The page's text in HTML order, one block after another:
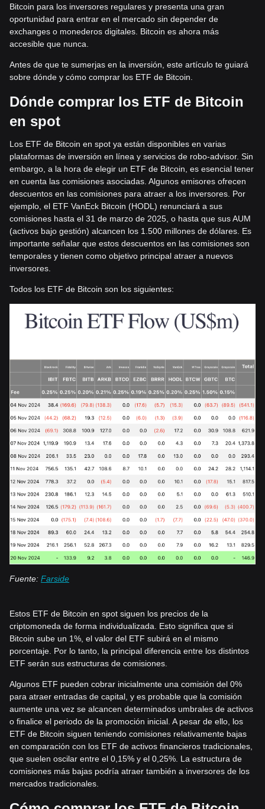
Bitcoin para los inversores regulares y presenta una gran
oportunidad para entrar en el mercado sin depender de
exchanges o monederos digitales. Bitcoin es ahora más
accesible que nunca.
Antes de que te sumerjas en la inversión, este artículo te guiará
sobre dónde y cómo comprar los ETF de Bitcoin.
Dónde comprar los ETF de Bitcoin
en spot
Los ETF de Bitcoin en spot ya están disponibles en varias
plataformas de inversión en línea y servicios de robo-advisor. Sin
embargo, a la hora de elegir un ETF de Bitcoin, es esencial tener
en cuenta las comisiones asociadas. Algunos emisores ofrecen
descuentos en las comisiones para atraer a los inversores. Por
ejemplo, el ETF VanEck Bitcoin (HODL) renunciará a sus
comisiones hasta el 31 de marzo de 2025, o hasta que sus AUM
(activos bajo gestión) alcancen los 1.500 millones de dólares. Es
importante señalar que estos descuentos en las comisiones son
temporales y tienen como objetivo principal atraer a nuevos
inversores.
Todos los ETF de Bitcoin son los siguientes:
Fuente: Farside
Estos ETF de Bitcoin en spot siguen los precios de la
criptomoneda de forma individualizada. Esto significa que si
Bitcoin sube un 1%, el valor del ETF subirá en el mismo
porcentaje. Por lo tanto, la principal diferencia entre los distintos
ETF serán sus estructuras de comisiones.
Algunos ETF pueden cobrar inicialmente una comisión del 0%
para atraer entradas de capital, y es probable que la comisión
aumente una vez se alcancen determinados umbrales de activos
o finalice el periodo de la promoción inicial. A pesar de ello, los
ETF de Bitcoin siguen teniendo comisiones relativamente bajas
en comparación con los ETF de activos financieros tradicionales,
que suelen oscilar entre el 0,15% y el 0,25%. La estructura de
comisiones más bajas podría atraer también a inversores de los
mercados tradicionales.